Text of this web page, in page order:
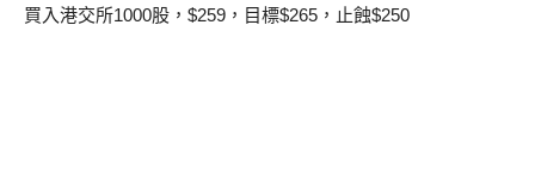
買入港交所1000股，$259，目標$265，止蝕$250